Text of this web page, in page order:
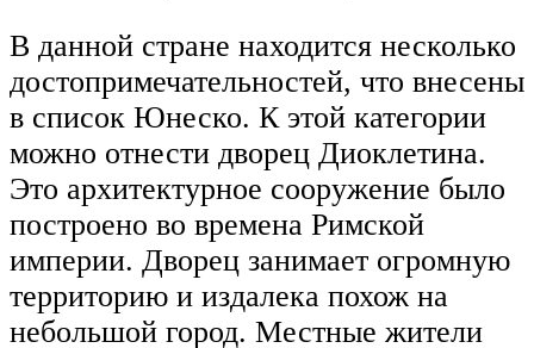
В данной стране находится несколько
достопримечательностей, что внесены
в список Юнеско. К этой категории
можно отнести дворец Диоклетина.
Это архитектурное сооружение было
построено во времена Римской
империи. Дворец занимает огромную
территорию и издалека похож на
небольшой город. Местные жители